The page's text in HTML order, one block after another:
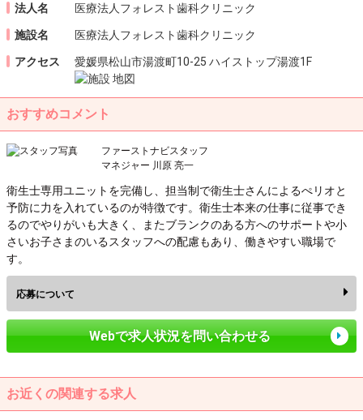
法人名 医療法人フォレスト歯科クリニック
施設名 医療法人フォレスト歯科クリニック
アクセス 愛媛県松山市湯渡町10-25 ハイストップ湯渡1F
おすすめコメント
ファーストナビスタッフ
マネジャー 川原 亮一
衛生士専用ユニットを完備し、担当制で衛生士さんによるぺリオと
予防に力を入れているのが特徴です。衛生士本来の仕事に従事でき
るのでやりがいも大きく、またブランクのある方へのサポートや小
さいお子さまのいるスタッフへの配慮もあり、働きやすい職場で
す。
応募について
Webで求人状況を問い合わせる
お近くの関連する求人